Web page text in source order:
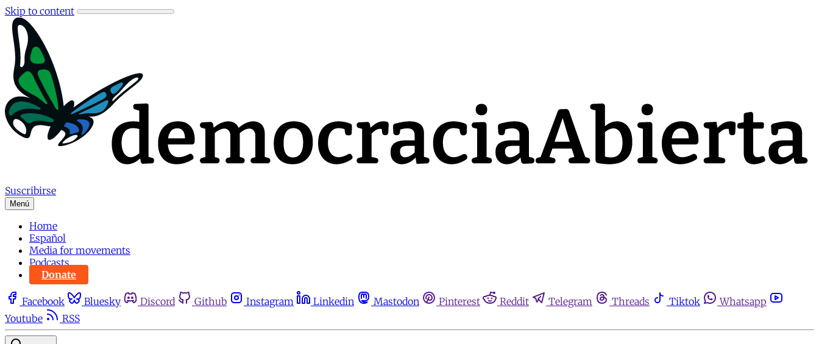
Skip to content
Suscribirse
Menú
Home
Español
Media for movements
Podcasts
Donate
Facebook Bluesky Discord Github Instagram Linkedin Mastodon Pinterest Reddit Telegram Threads Tiktok
Whatsapp
Youtube
RSS